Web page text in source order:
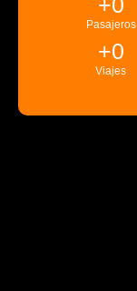
Pasajeros
Viajes
+0